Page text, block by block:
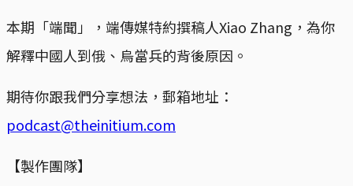
本期「端聞」，端傳媒特約撰稿人Xiao Zhang，為你
解釋中國人到俄、烏當兵的背後原因。
期待你跟我們分享想法，郵箱地址：
podcast@theinitium.com
【製作團隊】